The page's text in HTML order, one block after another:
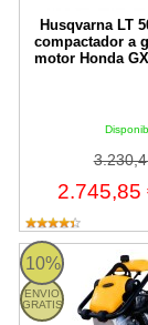
Husqvarna LT
compactador a
motor Honda
2.745,85
10%
ENVIO
GRATIS
Pisón